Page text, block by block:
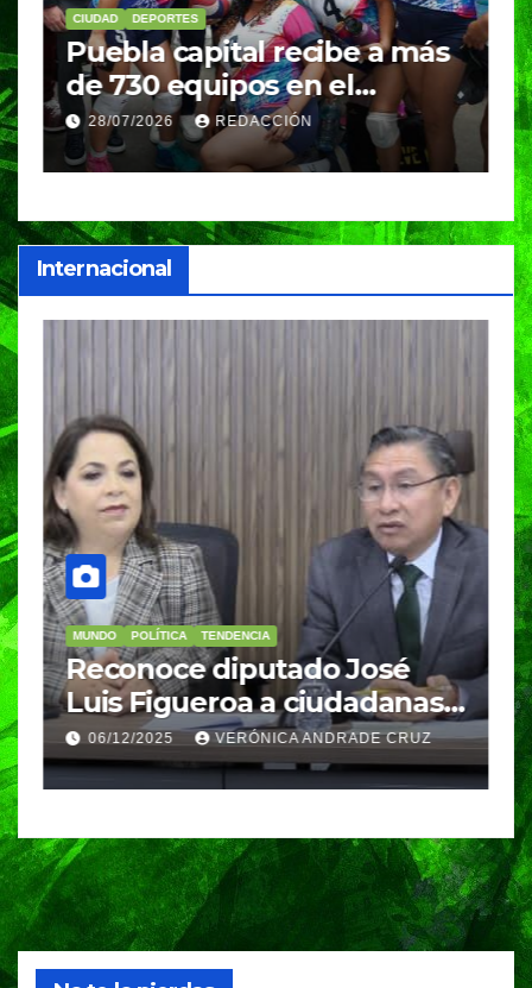
CIUDAD DEPORTES
Puebla capital recibe a más
de 730 equipos en el
Festival Máster de Voleibol
28/07/2026 REDACCIÓN
Internacional
MUNDO POLÍTICA TENDENCIA
Reconoce diputado José
Luis Figueroa a ciudadanas y
ciudadanos que
contribuyeron a generar y
06/12/2025 VERÓNICA ANDRADE CRUZ